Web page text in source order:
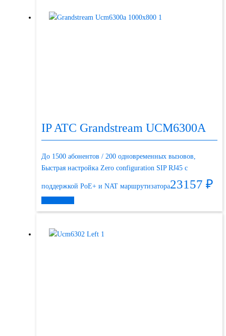
IP ATC Grandstream UCM6300A
До 1500 абонентов / 200 одновременных вызовов,
Быстрая настройка Zero configuration SIP RJ45 с
поддержкой PoE+ и NAT маршрутизатора23157 ₽